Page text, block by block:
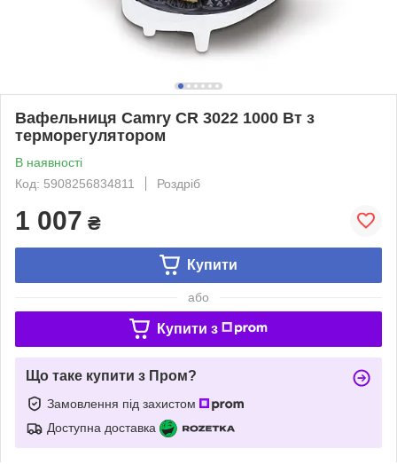
Вафельниця Camry CR 3022 1000 Вт з
терморегулятором
В наявності
Код: 5908256834811
Роздріб
1 007 ₴
Купити
або
Купити з
Що таке купити з Пром?
Замовлення під захистом
Доступна доставка